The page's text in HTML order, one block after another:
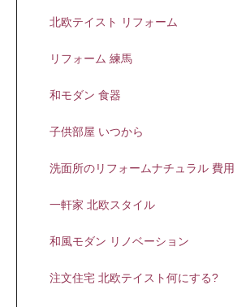
北欧テイスト リフォーム
リフォーム 練馬
和モダン 食器
子供部屋 いつから
洗面所のリフォームナチュラル 費用
一軒家 北欧スタイル
和風モダン リノベーション
注文住宅 北欧テイスト何にする?